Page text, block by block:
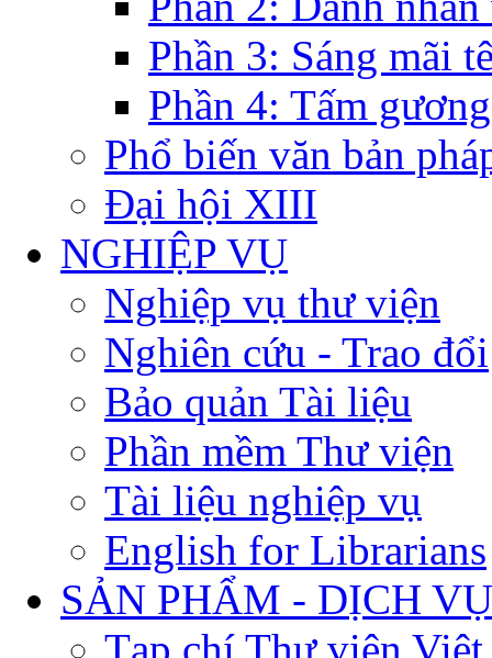
Phần 3: Sáng mãi
Phần 4: Tấm
Phổ biến văn bản
Đại hội XIII
NGHIỆP VỤ
Nghiệp vụ thư viện
Nghiên cứu - Trao đổi
Bảo quản Tài liệu
Phần mềm Thư viện
Tài liệu nghiệp vụ
English for Librarians
SẢN PHẨM - DỊCH VỤ
Tạp chí Thư viện Việt